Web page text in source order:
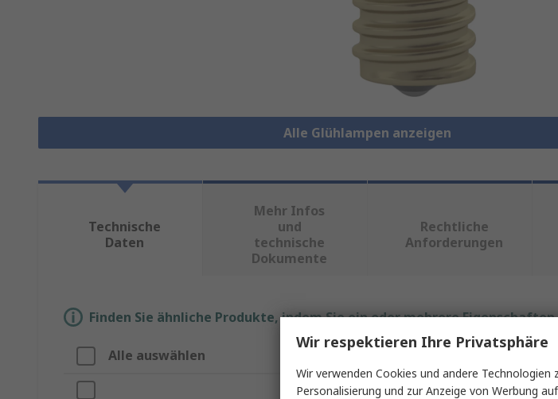
Alle Glühlampen anzeigen
Technische
Daten
Mehr Infos
und
technische
Dokumente
Rechtliche
Anforderungen
Finden Sie ähnliche Produkte, indem Sie ein oder mehrere
Alle auswählen Eigenschaft
Marke Schneider
Wir respektieren Ihre Privatsphäre
Wir verwenden Cookies und andere
Personalisierung und zur Anzeige von Werbung